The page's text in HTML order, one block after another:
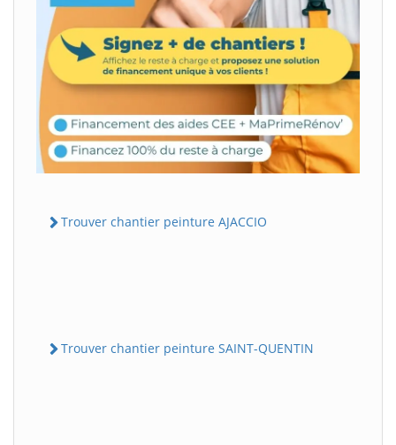
Trouver chantier peinture AJACCIO
Trouver chantier peinture SAINT-QUENTIN